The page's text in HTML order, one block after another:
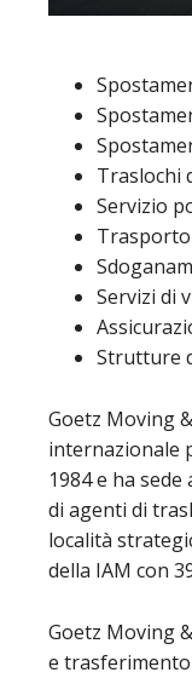
Traslochi
Servizio
Servizi di
Strutture
Goetz Moving
internazionale
1984 e ha
di agenti di
località
della IAM con
Goetz Moving
e